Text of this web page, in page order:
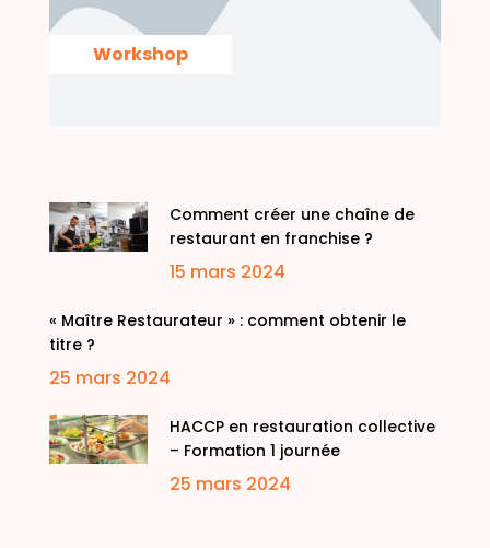
Workshop
Comment créer une chaîne de
restaurant en franchise ?
15 mars 2024
« Maître Restaurateur » : comment obtenir le
titre ?
25 mars 2024
HACCP en restauration collective
– Formation 1 journée
25 mars 2024